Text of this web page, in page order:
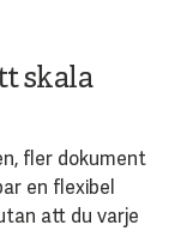
skala
fler dokument
en flexibel
att du varje